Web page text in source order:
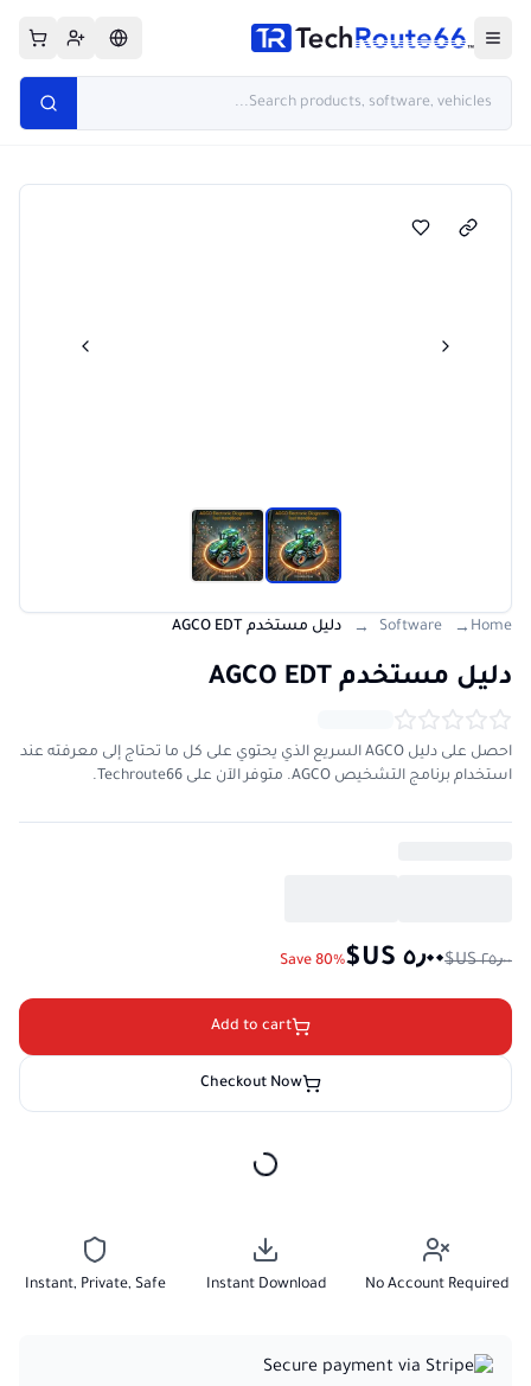
Home
→
Software
→ دليل مستخدم AGCO EDT
دليل مستخدم AGCO EDT
احصل على دليل AGCO السريع الذي يحتوي على كل ما تحتاج إلى معرفته عند
استخدام برنامج التشخيص AGCO. متوفر الآن على Techroute66.
Save 80%
Add to cart
Checkout Now
No Account Required
Instant Download
Instant, Private, Safe